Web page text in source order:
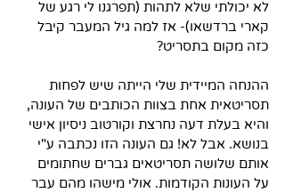
לא יכולתי שלא לתהות (תפרגנו לי רגע של
קארי ברדשאו)- אז למה גיל המעבר קיבל
כזה מקום בתסריט?
ההנחה המיידית שלי הייתה שיש לפחות
תסריטאית אחת בצוות הכותבים של העונה,
והיא בעלת דעה נחרצת וקורטוב ניסיון אישי
בנושא. אבל לא! גם העונה הזו נכתבה ע"י
אותם שלושה תסריטאים גברים שחתומים
על העונות הקודמות. אולי מישהו מהם עבר